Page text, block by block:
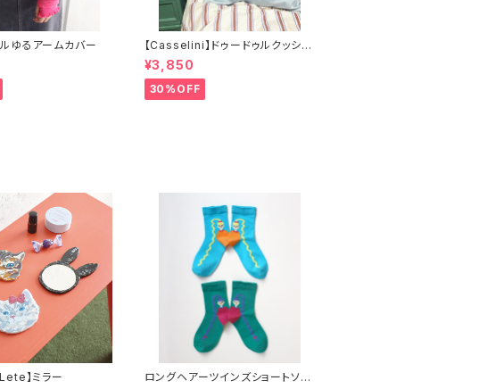
ゆるアームカバー
【Casselini】ドゥードゥルクッショ
ンカバー
¥3,850
30%OFF
】ミラー
ロングヘアーツインズショートソッ